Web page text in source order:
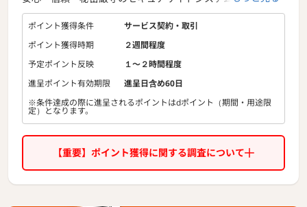
振込が出来ます。
ポイント獲得条件
サービス契約・取引
ポイント獲得時期
２週間程度
予定ポイント反映
１〜２時間程度
進呈ポイント有効期限
進呈日含め60日
※条件達成の際に進呈されるポイントはdポイント（期間・用途限
定）となります。
【重要】ポイント獲得に関する調査について